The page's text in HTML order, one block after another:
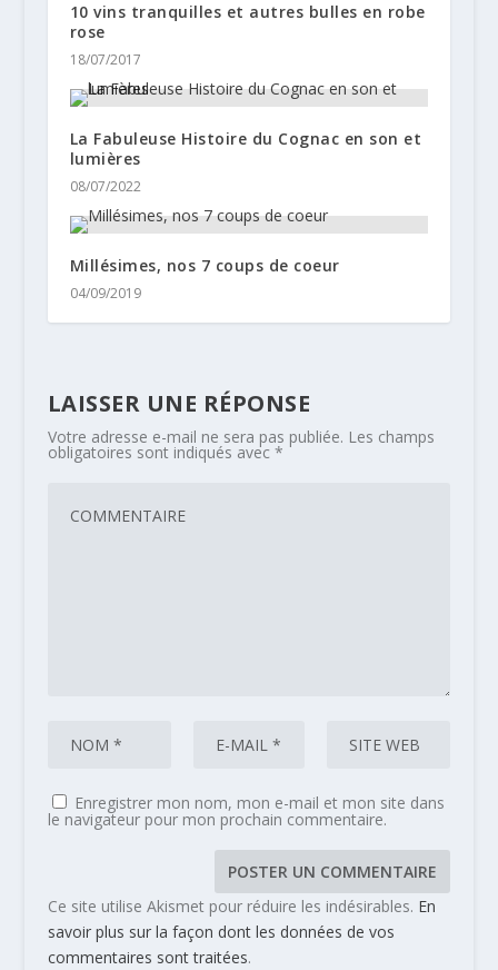
10 vins tranquilles et autres bulles en robe
rose
18/07/2017
La Fabuleuse Histoire du Cognac en son et
lumières
08/07/2022
Millésimes, nos 7 coups de coeur
04/09/2019
LAISSER UNE RÉPONSE
Votre adresse e-mail ne sera pas publiée. Les champs
obligatoires sont indiqués avec *
Enregistrer mon nom, mon e-mail et mon site dans
le navigateur pour mon prochain commentaire.
Ce site utilise Akismet pour réduire les indésirables. En
savoir plus sur la façon dont les données de vos
commentaires sont traitées.